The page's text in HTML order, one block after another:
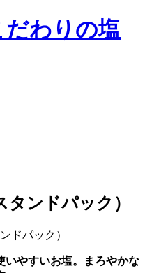
タンドパック）
いやすいお塩。まろやかな